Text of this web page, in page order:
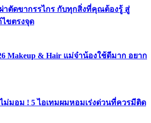
ผ่าตัดขากรรไกร กับทุกสิ่งที่คุณต้องรู้ สู่
ขตรงจุด
Makeup & Hair แม่จ๋าน้องใช้ดีมาก อยาก
ม่มอม ! 5 ไอเทมผมหอมเร่งด่วนที่ควรมีติด